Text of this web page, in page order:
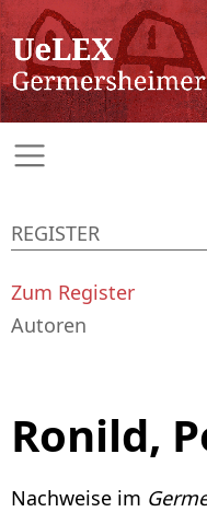
Ronild,
Nachweise im
REGISTER
Zum Register
Autoren